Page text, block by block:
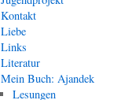
Kontakt
Liebe
Links
Literatur
Mein Buch: Ajandek
Lesungen